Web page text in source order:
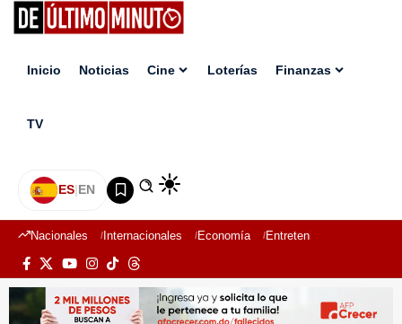
Inicio Noticias Cine Loterías Finanzas
TV
ES|EN
Nacionales Internacionales Economía Entretenimiento